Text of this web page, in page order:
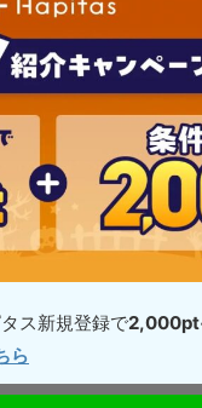
ス新規登録で
ら